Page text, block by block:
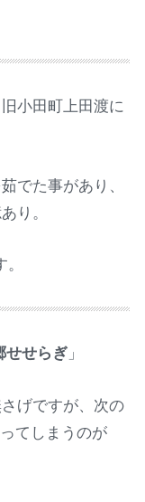
小田町上田渡に
でた事があり、
り。
せせらぎ 」
げですが、次の
てしまうのが